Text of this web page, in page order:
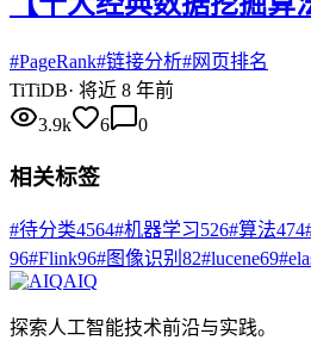
#PageRank#链接分析#网页排名
TiTiDB· 将近 8 年前
3.9k
6 0
相关标签
#待分类4564#机器学习526#算法474
96#Flink96#图像识别 82#lucene69#
AIQ
探索人工智能技术前沿与实践。